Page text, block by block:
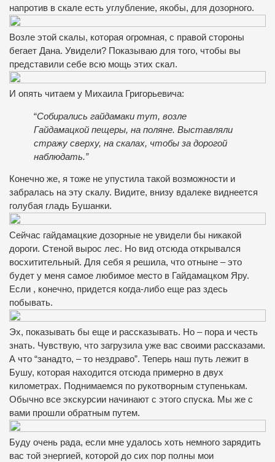
напротив в скале есть углубление, якобы, для дозорного.
Возле этой скалы, которая огромная, с правой стороны
бегает Дана. Увидели? Показываю для того, чтобы вы
представили себе всю мощь этих скал.
И опять читаем у Михаила Григорьевича:
“Собирались гайдамаки тут, возле
Гайдамацкой пещеры, на поляне. Выставляли
стражу сверху, на скалах, чтобы за дорогой
наблюдать.”
Конечно же, я тоже не упустила такой возможности и
забралась на эту скалу. Видите, внизу вдалеке виднеется
голубая гладь Бушанки.
Сейчас гайдамацкие дозорные не увидели бы никакой
дороги. Стеной вырос лес. Но вид отсюда открывался
восхитительный. Для себя я решила, что отныне – это
будет у меня самое любимое место в Гайдамацком Яру.
Если , конечно, придется когда-либо еще раз здесь
побывать.
Эх, показывать бы еще и рассказывать. Но – пора и честь
знать. Чувствую, что загрузила уже вас своими рассказами.
А что “занадто, – то нездраво”. Теперь наш путь лежит в
Бушу, которая находится отсюда примерно в двух
километрах. Поднимаемся по рукотворным ступенькам.
Обычно все экскурсии начинают с этого спуска. Мы же с
вами прошли обратным путем.
Буду очень рада, если мне удалось хоть немного зарядить
вас той энергией, которой до сих пор полны мои